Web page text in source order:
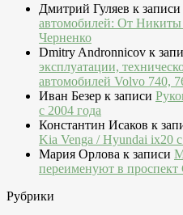
Дмитрий Гуляев к записи
автомобилей: От
Черненко
Dmitry Andronnicov к
эксплуатации,
автомобилей Volvo 740,
Иван Безер к записи
c 2004 года
Константин Исаков к
Kia Venga / Hyundai ix20 c
Мария Орлова к записи
переименуют в проспект
Рубрики